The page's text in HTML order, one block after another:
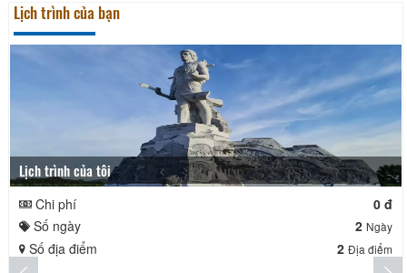
Lịch trình của bạn
Lịch trình của tôi
Chi phí
0 đ
Số ngày
2 Ngày
Số địa điểm 2 Địa điểm